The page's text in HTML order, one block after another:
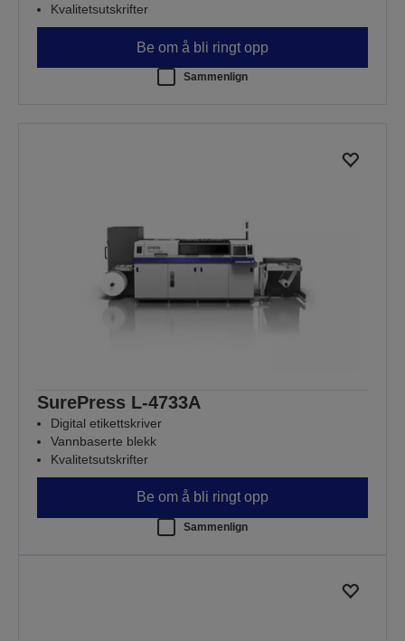
Kvalitetsutskrifter
Be om å bli ringt opp
Sammenlign
SurePress L-4733A
Digital etikettskriver
Vannbaserte blekk
Kvalitetsutskrifter
Be om å bli ringt opp
Sammenlign